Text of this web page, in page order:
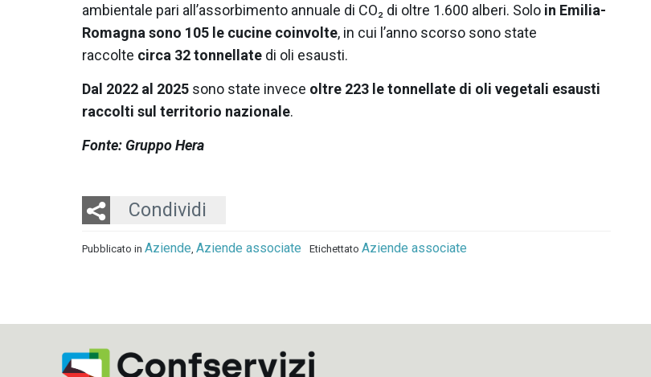
ambientale pari all’assorbimento annuale di CO₂ di oltre 1.600 alberi. Solo in Emilia-
Romagna sono 105 le cucine coinvolte, in cui l’anno scorso sono state
raccolte circa 32 tonnellate di oli esausti.
Dal 2022 al 2025 sono state invece oltre 223 le tonnellate di oli vegetali esausti
raccolti sul territorio nazionale.
Fonte: Gruppo Hera
Condividi
Twitter
LinkedIn
Email
Pubblicato in Aziende, Aziende associate Etichettato Aziende associate